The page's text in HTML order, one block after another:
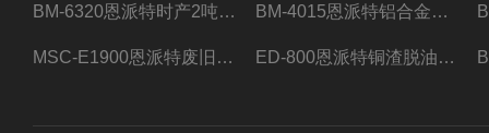
BM-6320恩派特时产2吨合金钢屑压饼机 BM-4015恩派特铝合金屑压饼机 脱油效果好
MSC-E1900恩派特废旧锂电池极片破碎处理设备 ED-800恩派特铜渣脱油机废铜屑铝屑甩油机